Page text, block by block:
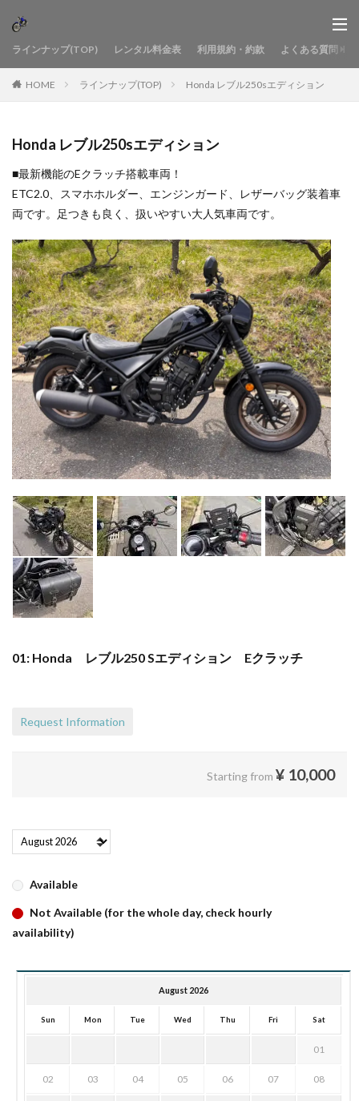
ラインナップ(TOP) レンタル料金表 利用規約・約款 よくある質問
HOME ラインナップ(TOP) Honda レブル250sエディション
Honda レブル250sエディション
■最新機能のEクラッチ搭載車両！
ETC2.0、スマホホルダー、エンジンガード、レザーバッグ装着車
両です。足つきも良く、扱いやすい大人気車両です。
01: Honda レブル250 Sエディション Eクラッチ
Request Information
Starting from ¥ 10,000
Available
Not Available (for the whole day, check hourly
availability)
August 2026
Sun Mon Tue Wed Thu Fri Sat
01
02 03 04 05 06 07 08